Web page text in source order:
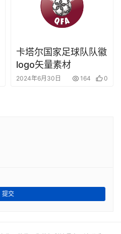
卡塔尔国家足球队队徽
logo矢量素材
2024年6月30日 164 0
提交